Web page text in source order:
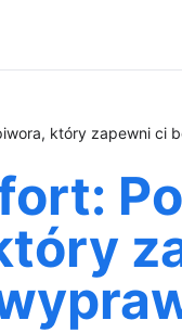
który zapewni ci